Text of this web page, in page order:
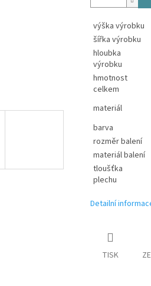
výška výrobku
šířka výrobku
hloubka
výrobku
hmotnost
celkem
materiál
barva
rozměr balení
materiál balení
tloušťka
plechu
Detailní
TISK